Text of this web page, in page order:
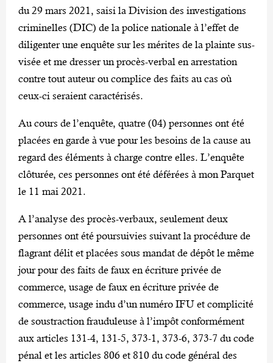
du 29 mars 2021, saisi la Division des investigations
criminelles (DIC) de la police nationale à l’effet de
diligenter une enquête sur les mérites de la plainte sus-
visée et me dresser un procès-verbal en arrestation
contre tout auteur ou complice des faits au cas où
ceux-ci seraient caractérisés.
Au cours de l’enquête, quatre (04) personnes ont été
placées en garde à vue pour les besoins de la cause au
regard des éléments à charge contre elles. L’enquête
clôturée, ces personnes ont été déférées à mon Parquet
le 11 mai 2021.
A l’analyse des procès-verbaux, seulement deux
personnes ont été poursuivies suivant la procédure de
flagrant délit et placées sous mandat de dépôt le même
jour pour des faits de faux en écriture privée de
commerce, usage de faux en écriture privée de
commerce, usage indu d’un numéro IFU et complicité
de soustraction frauduleuse à l’impôt conformément
aux articles 131-4, 131-5, 373-1, 373-6, 373-7 du code
pénal et les articles 806 et 810 du code général des